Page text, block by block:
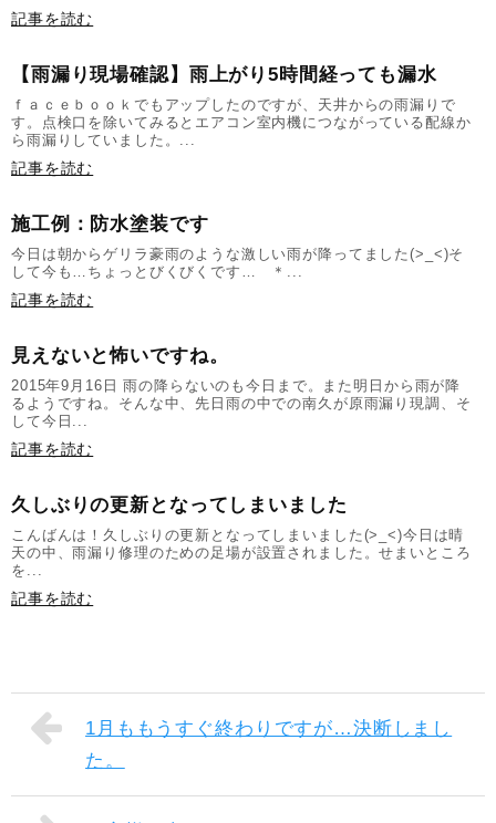
記事を読む
【雨漏り現場確認】雨上がり5時間経っても漏水
ｆａｃｅｂｏｏｋでもアップしたのですが、天井からの雨漏りで
す。点検口を除いてみるとエアコン室内機につながっている配線か
ら雨漏りしていました。...
記事を読む
施工例：防水塗装です
今日は朝からゲリラ豪雨のような激しい雨が降ってました(>_<)そ
して今も…ちょっとびくびくです… ＊...
記事を読む
見えないと怖いですね。
2015年9月16日 雨の降らないのも今日まで。また明日から雨が降
るようですね。そんな中、先日雨の中での南久が原雨漏り現調、そ
して今日...
記事を読む
久しぶりの更新となってしまいました
こんばんは！久しぶりの更新となってしまいました(>_<)今日は晴
天の中、雨漏り修理のための足場が設置されました。せまいところ
を...
記事を読む
1月ももうすぐ終わりですが…決断しまし
た。